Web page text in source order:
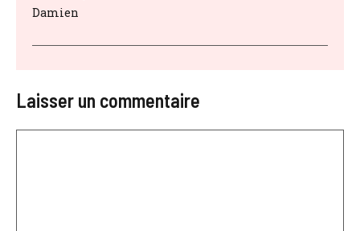
Damien
Laisser un commentaire